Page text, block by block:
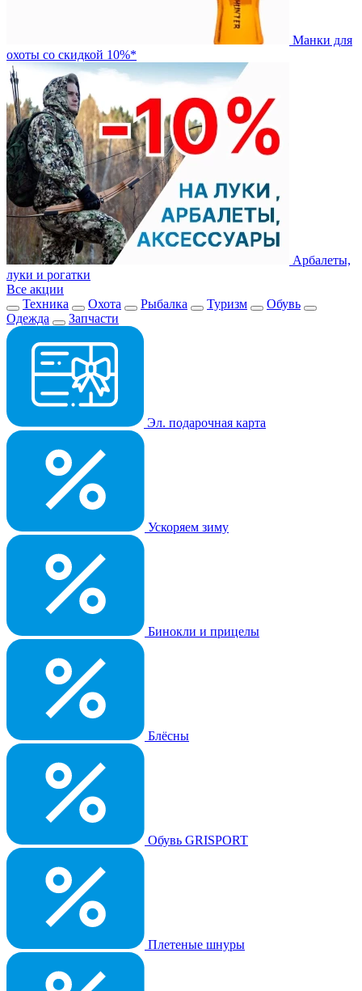
Манки для
охоты со скидкой 10%*
Арбалеты,
луки и рогатки
Все акции
Техника
Охота Рыбалка Туризм
Обувь
Одежда
Запчасти
Эл. подарочная карта
Ускоряем зиму
Бинокли и прицелы
Блёсны
Обувь GRISPORT
Плетеные шнуры